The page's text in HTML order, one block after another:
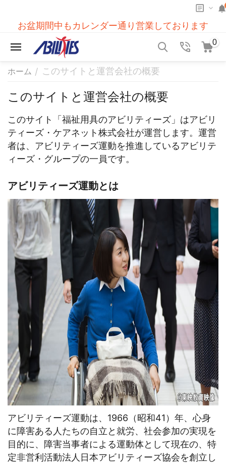
お盆期間中もカレンダー通り営業しております
0
ホーム / このサイトと運営会社の概要
このサイトと運営会社の概要
このサイト「福祉用具のアビリティーズ」はアビリ
ティーズ・ケアネット株式会社が運営します。運営
者は、アビリティーズ運動を推進しているアビリテ
ィーズ・グループの一員です。
アビリティーズ運動とは
アビリティーズ運動は、1966（昭和41）年、心身
に障害ある人たちの自立と就労、社会参加の実現を
目的に、障害当事者による運動体として現在の、特
定非営利活動法人日本アビリティーズ協会を創立し